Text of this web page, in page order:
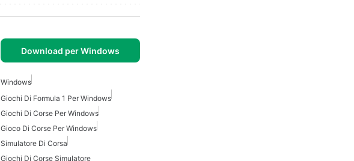
Download per Windows
Windows
Giochi Di Formula 1 Per Windows
Giochi Di Corse Per Windows
Gioco Di Corse Per Windows
Simulatore Di Corsa
Giochi Di Corse Simulatore